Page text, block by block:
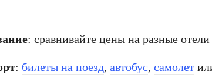
: сравнивайте цены на разные отели
: билеты на поезд, автобус, самолет